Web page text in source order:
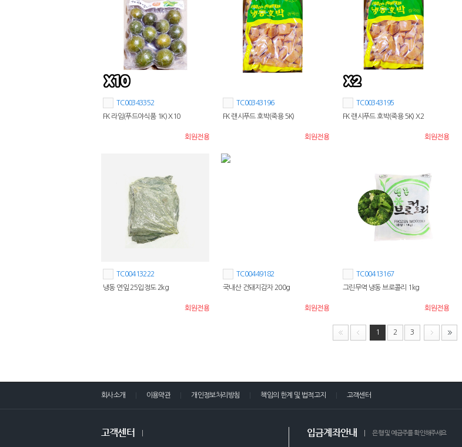
TC00343352
FK 라임(푸드야식품 1K) X10
회원전용
TC00343196
FK 랜시푸드 호박(죽용 5K)
회원전용
TC00343195
FK 랜시푸드 호박(죽용 5K) X2
회원전용
TC00413222
냉동 연잎 25입정도 2kg
회원전용
TC00449182
국내산 건돼지감자 200g
회원전용
TC00413167
그린무역 냉동 브로콜리 1kg
회원전용
1 2 3
회사소개 이용약관 개인정보처리방침 책임의 한계 및 법적고지 고객센터
고객센터 입금계좌안내 은행 및 예금주를 확인해주세요